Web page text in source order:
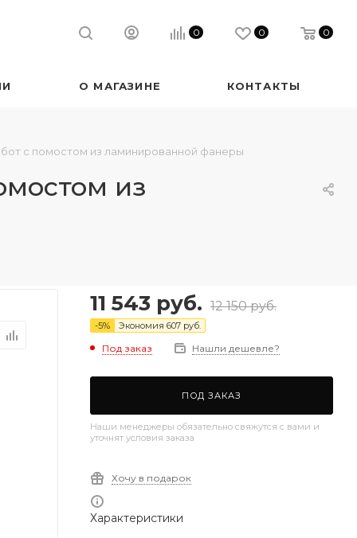
0 0 0
О МАГАЗИНЕ КОНТАКТЫ
с помостом из ламинированной фанеры
из
11 543 руб. 12 150руб.
-5% Экономия 607 руб.
Под заказ Нашли дешевле?
ПОД ЗАКАЗ
Наши менеджеры обязательно свяжутся с вами и
уточнят условия заказа
Хочу в подарок
Характеристики